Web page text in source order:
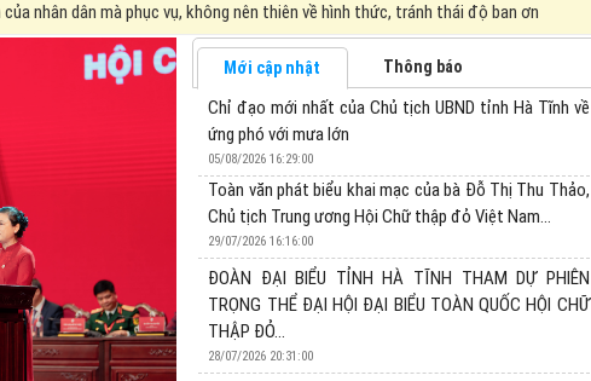
không nên thiên về hình thức, tránh thái độ ban ơn
TRỌNG THỂ ĐẠI
Mới cập nhật Thông báo
Chỉ đạo mới nhất của Chủ tịch UBND tỉnh Hà Tĩnh về
ứng phó với mưa lớn
05/08/2026 16:29:00
Toàn văn phát biểu khai mạc của bà Đỗ Thị Thu Thảo,
Chủ tịch Trung ương Hội Chữ thập đỏ Việt Nam...
29/07/2026 16:16:00
ĐOÀN ĐẠI BIỂU TỈNH HÀ TĨNH THAM DỰ PHIÊN
TRỌNG THỂ ĐẠI HỘI ĐẠI BIỂU TOÀN QUỐC HỘI CHỮ
THẬP ĐỎ...
28/07/2026 20:31:00